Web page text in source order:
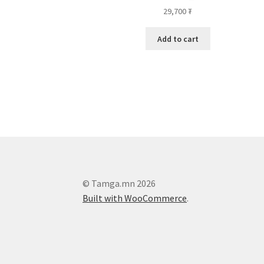
29,700₮
Add to cart
© Tamga.mn 2026
Built with WooCommerce.